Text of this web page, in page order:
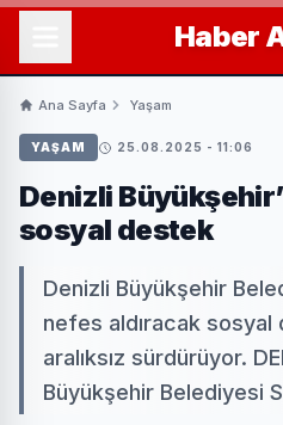
Haber
Ana Sayfa Yaşam
YAŞAM 25.08.2025 - 11:06
Denizli
sosyal destek
Denizli Büyükşehir
nefes aldıracak
aralıksız sürdürüyor.
Büyükşehir Belediyesi